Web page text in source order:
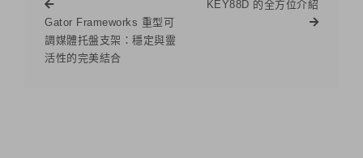
Gator Frameworks 重型可
調媒體托盤支架：穩定與靈
活性的完美結合
KEY88D 的全方位介紹